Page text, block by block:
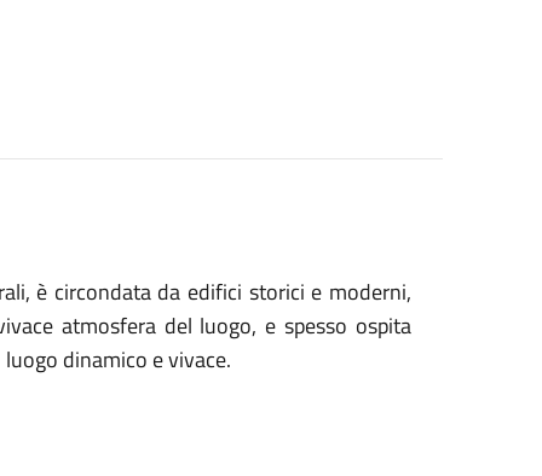
è circondata da edifici storici e moderni,
atmosfera del luogo, e spesso ospita
dinamico e vivace.